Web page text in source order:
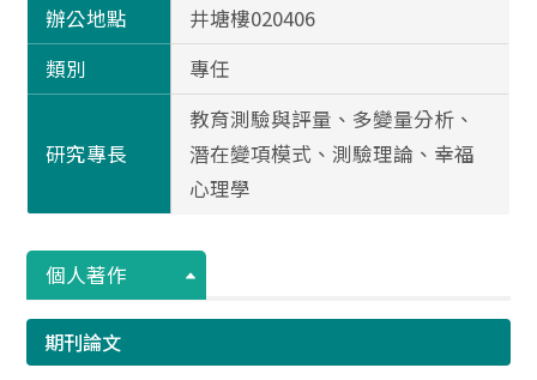
辦公地點
井塘樓020406
類別
專任
研究專長
教育測驗與評量、多變量分析、
潛在變項模式、測驗理論、幸福
心理學
個人著作
期刊論文